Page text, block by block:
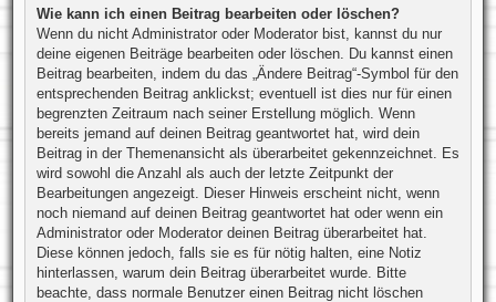
Wie kann ich einen Beitrag bearbeiten oder löschen?
Wenn du nicht Administrator oder Moderator bist, kannst du nur
deine eigenen Beiträge bearbeiten oder löschen. Du kannst einen
Beitrag bearbeiten, indem du das „Ändere Beitrag“-Symbol für den
entsprechenden Beitrag anklickst; eventuell ist dies nur für einen
begrenzten Zeitraum nach seiner Erstellung möglich. Wenn
bereits jemand auf deinen Beitrag geantwortet hat, wird dein
Beitrag in der Themenansicht als überarbeitet gekennzeichnet. Es
wird sowohl die Anzahl als auch der letzte Zeitpunkt der
Bearbeitungen angezeigt. Dieser Hinweis erscheint nicht, wenn
noch niemand auf deinen Beitrag geantwortet hat oder wenn ein
Administrator oder Moderator deinen Beitrag überarbeitet hat.
Diese können jedoch, falls sie es für nötig halten, eine Notiz
hinterlassen, warum dein Beitrag überarbeitet wurde. Bitte
beachte, dass normale Benutzer einen Beitrag nicht löschen